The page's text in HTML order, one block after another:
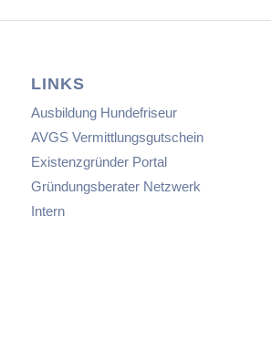
LINKS
Ausbildung Hundefriseur
AVGS Vermittlungsgutschein
Existenzgründer Portal
Gründungsberater Netzwerk
Intern